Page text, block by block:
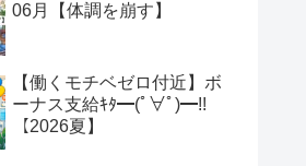
06月【体調を崩す】
【働くモチベゼロ付近】ボ
ーナス支給ｷﾀ━(ﾟ∀ﾟ)━!!
【2026夏】